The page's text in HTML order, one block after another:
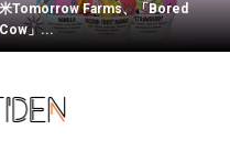
米Tomorrow Farms、「Bored
Cow」...